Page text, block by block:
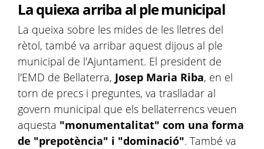
La quiexa arriba al ple municipal
La queixa sobre les mides de les lletres del
rètol, també va arribar aquest dijous al ple
municipal de l'Ajuntament. El president de
l'EMD de Bellaterra, Josep Maria Riba, en el
torn de precs i preguntes, va traslladar al
govern municipal que els bellaterrencs veuen
aquesta "monumentalitat" com una forma
de "prepotència" i "dominació". També va